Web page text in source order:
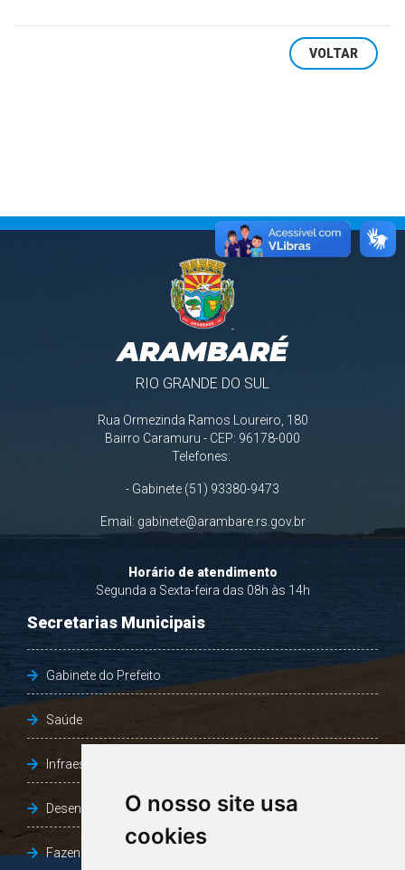
O nosso site usa
cookies
VOLTAR
ARAMBARÉ
RIO GRANDE DO SUL
Rua Ormezinda Ramos Loureiro, 180
Bairro Caramuru - CEP: 96178-000
Telefones:
- Gabinete (51) 93380-9473
Email: gabinete@arambare.rs.gov.br
Horário de atendimento
Segunda a Sexta-feira das 08h às 14h
Secretarias Municipais
Gabinete do Prefeito
Saúde
Infraestrutura, Agricultura e Meio Ambiente
Desenvolvimento Social
Fazenda e Desenvolvimento Econômico